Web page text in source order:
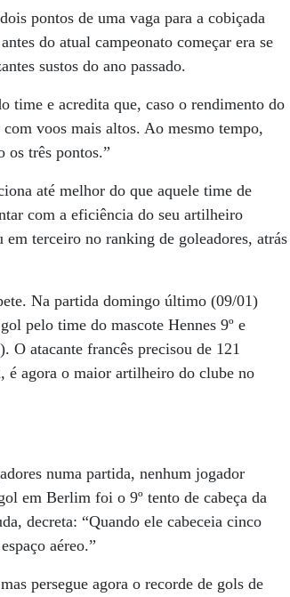
pontos de uma vaga para a cobiçada
do atual campeonato começar era se
sustos do ano passado.
time e acredita que, caso o rendimento do
voos mais altos. Ao mesmo tempo,
os três pontos.”
até melhor do que aquele time de
com a eficiência do seu artilheiro
terceiro no ranking de goleadores, atrás
Na partida domingo último (09/01)
pelo time do mascote Hennes 9º e
O atacante francês precisou de 121
é agora o maior artilheiro do clube no
numa partida, nenhum jogador
em Berlim foi o 9º tento de cabeça da
decreta: “Quando ele cabeceia cinco
aéreo.”
persegue agora o recorde de gols de